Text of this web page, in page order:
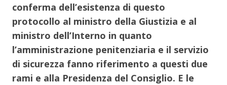
conferma dell’esistenza di questo
protocollo al ministro della Giustizia e al
ministro dell’Interno in quanto
l’amministrazione penitenziaria e il servizio
di sicurezza fanno riferimento a questi due
rami e alla Presidenza del Consiglio. E le